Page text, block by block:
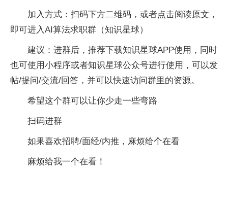
加入方式：扫码下方二维码，或者点击阅读原文，
即可进入AI算法求职群（知识星球）
建议：进群后，推荐下载知识星球APP使用，同时
也可使用小程序或者知识星球公众号进行使用，可以发
帖/提问/交流/回答，并可以快速访问群里的资源。
希望这个群可以让你少走一些弯路
扫码进群
如果喜欢招聘/面经/内推，麻烦给个在看
麻烦给我一个在看！